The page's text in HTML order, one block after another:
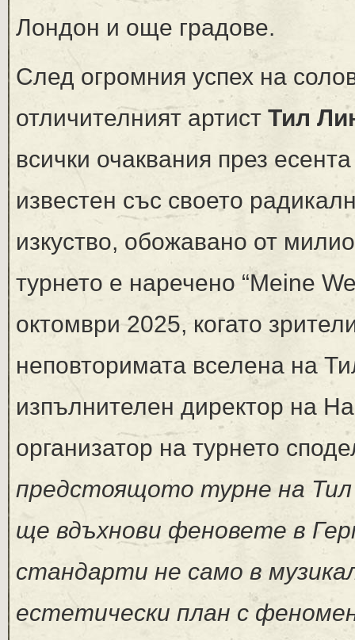
Лондон и още градове.
След огромния успех на
отличителният артист Тил
всички очаквания през
известен със своето
изкуство, обожавано от
турнето е наречено “Meine
октомври 2025, когато
неповторимата вселена на
изпълнителен директор на
организатор на турнето
предстоящото турне на Тил
ще вдъхнови феновете в
стандарти не само в
естетически план с